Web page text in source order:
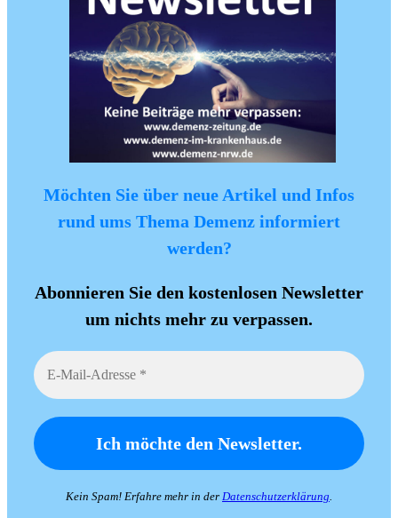
Möchten Sie über neue Artikel und Infos
rund ums Thema Demenz informiert
werden?
Abonnieren Sie den kostenlosen Newsletter
um nichts mehr zu verpassen.
Kein Spam! Erfahre mehr in der Datenschutzerklärung